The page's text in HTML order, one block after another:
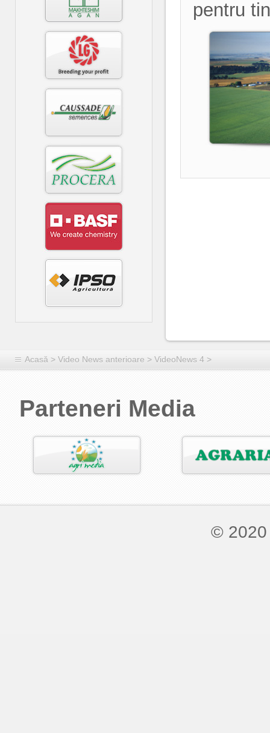
pentru
Acasă > Video News anterioare > VideoNews 4 >
Parteneri Media
©